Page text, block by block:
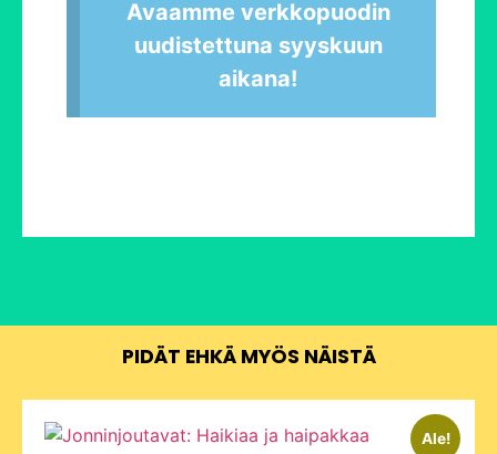
Avaamme verkkopuodin
uudistettuna syyskuun
aikana!
PIDÄT EHKÄ MYÖS NÄISTÄ
Ale!